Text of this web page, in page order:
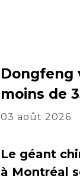
Dongfeng
moins de
03 août 2026
Le géant
à Montréal